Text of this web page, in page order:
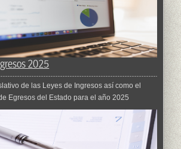
2025
de las Leyes de Ingresos así como el
Egresos del Estado para el año 2025